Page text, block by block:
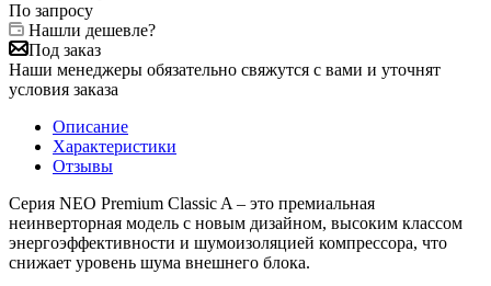
По запросу
Нашли дешевле?
Под заказ
Наши менеджеры обязательно свяжутся с вами и уточнят
условия заказа
Описание
Характеристики
Отзывы
Серия NEO Premium Classic A – это премиальная
неинверторная модель с новым дизайном, высоким классом
энергоэффективности и шумоизоляцией компрессора, что
снижает уровень шума внешнего блока.